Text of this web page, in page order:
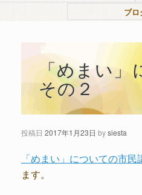
ブロ
「めまい
その２
投稿日 2017年1月23日 bysiesta
「めまい」についての市民
ます。